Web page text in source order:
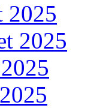
2025
2025